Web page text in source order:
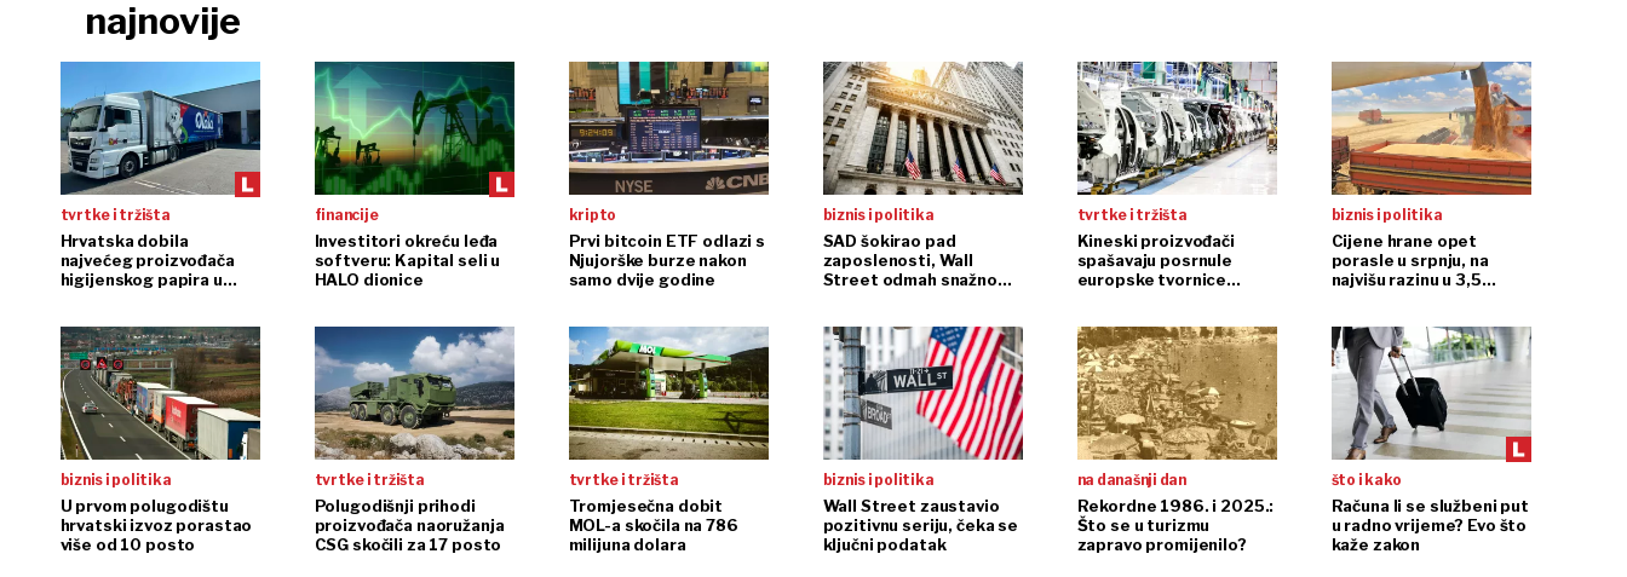
najnovije
tvrtke i tržišta
Hrvatska dobila
najvećeg proizvođača
higijenskog papira u
financije
Investitori okreću leđa
softveru: Kapital seli u
HALO dionice
kripto
Prvi bitcoin ETF odlazi s
Njujorške burze nakon
samo dvije godine
biznis i politika
SAD šokirao pad
zaposlenosti, Wall
Street odmah snažno
tvrtke i tržišta
Kineski proizvođači
spašavaju posrnule
europske tvornice
biznis i politika
Cijene hrane opet
porasle u srpnju, na
najvišu razinu u 3,5
biznis i politika
U prvom polugodištu
hrvatski izvoz porastao
više od 10 posto
tvrtke i tržišta
Polugodišnji prihodi
proizvođača naoružanja
CSG skočili za 17 posto
tvrtke i tržišta
Tromjesečna dobit
MOL-a skočila na 786
milijuna dolara
biznis i politika
Wall Street zaustavio
pozitivnu seriju, čeka se
ključni podatak
na današnji dan
Rekordne 1986. i 2025.:
Što se u turizmu
zapravo promijenilo?
što i kako
Računa li se službeni put
u radno vrijeme? Evo što
kaže zakon